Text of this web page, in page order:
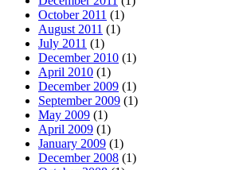
October 2011 (1)
August 2011 (1)
July 2011 (1)
December 2010 (1)
April 2010 (1)
December 2009 (1)
September 2009 (1)
May 2009 (1)
April 2009 (1)
January 2009 (1)
December 2008 (1)